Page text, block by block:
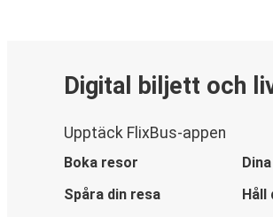
Digital biljett och
Upptäck FlixBus-appen
Boka resor
Spåra din resa
Håll